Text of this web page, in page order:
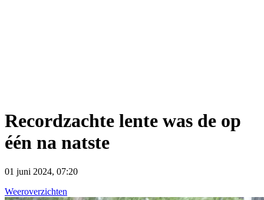
Recordzachte lente was de op
één na natste
01 juni 2024, 07:20
Weeroverzichten